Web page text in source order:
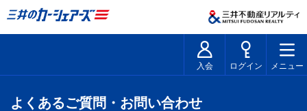
入会 ログイン メニュー
よくあるご質問・お問い合わせ